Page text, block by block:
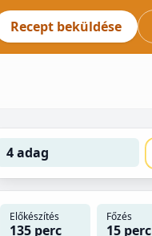
Recept beküldése
4 adag
Előkészítés
135 perc
Főzés
15 perc